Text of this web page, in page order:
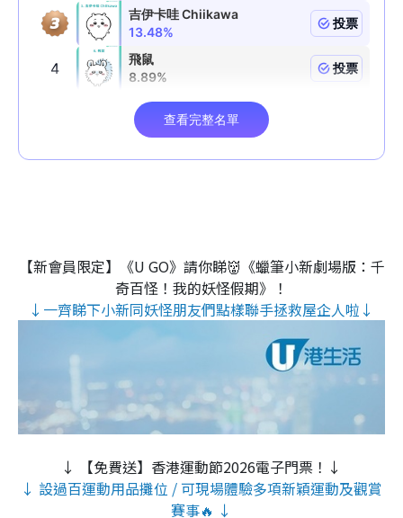
【新會員限定】《U GO》請你睇👹《蠟筆小新劇場版：千
奇百怪！我的妖怪假期》！
↓一齊睇下小新同妖怪朋友們點樣聯手拯救屋企人啦↓
↓ 【免費送】香港運動節2026電子門票！↓
↓ 設過百運動用品攤位 / 可現場體驗多項新穎運動及觀賞
賽事🔥 ↓